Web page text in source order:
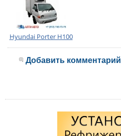
Hyundai Porter H100
Добавить комментарий